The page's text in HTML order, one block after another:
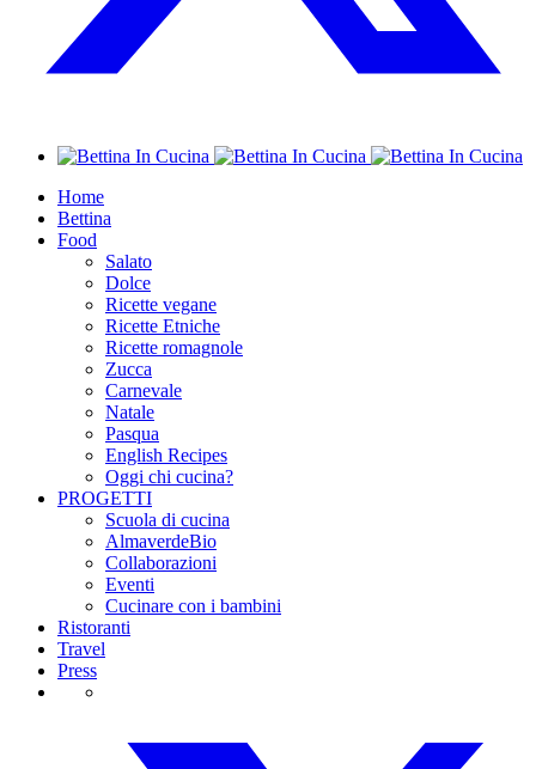
Home
Bettina
Food
Salato
Dolce
Ricette vegane
Ricette Etniche
Ricette romagnole
Zucca
Carnevale
Natale
Pasqua
English Recipes
Oggi chi cucina?
PROGETTI
Scuola di cucina
AlmaverdeBio
Collaborazioni
Eventi
Cucinare con i bambini
Ristoranti
Travel
Press